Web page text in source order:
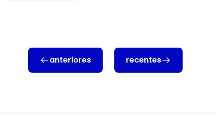
anteriores recentes